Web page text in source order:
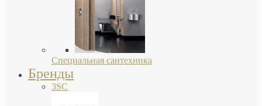
Специальная сантехника
Бренды
3SC